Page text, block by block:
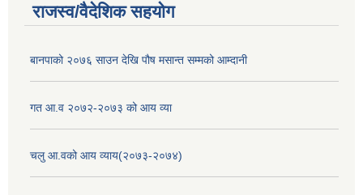
राजस्व/वैदेशिक सहयोग
बानपाको २०७६ साउन देखि पौष मसान्त सम्मको आम्दानी
गत आ.व २०७२-२०७३ को आय व्या
चलु आ.वको आय व्याय(२०७३-२०७४)